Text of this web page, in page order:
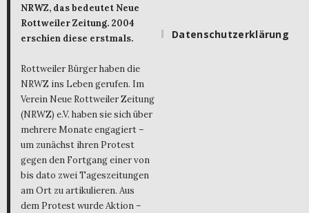
NRWZ, das bedeutet Neue
Rottweiler Zeitung. 2004
erschien diese erstmals.
Rottweiler Bürger haben die
NRWZ ins Leben gerufen. Im
Verein Neue Rottweiler Zeitung
(NRWZ) e.V. haben sie sich über
mehrere Monate engagiert –
um zunächst ihren Protest
gegen den Fortgang einer von
bis dato zwei Tageszeitungen
am Ort zu artikulieren. Aus
dem Protest wurde Aktion –
Datenschutzerklärung